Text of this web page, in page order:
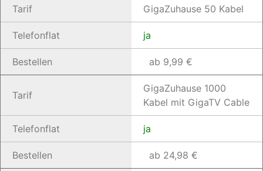
Tarif GigaZuhause 50 Kabel
Telefonflat ja
Bestellen ab 9,99 €
Tarif
GigaZuhause 1000
Kabel mit GigaTV Cable
Telefonflat ja
Bestellen ab 24,98 €